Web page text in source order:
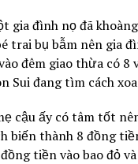
gia đình nọ đã
trai bụ bẫm nên gia
đêm giao thừa có 8
Sui đang tìm cách
cậu ấy có tâm tốt
biến thành 8 đồng
tiền vào bao đỏ